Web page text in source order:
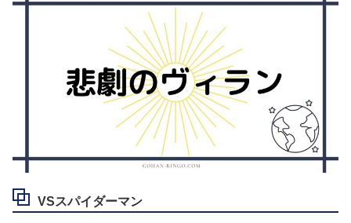
VSスパイダーマン